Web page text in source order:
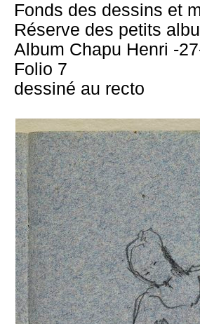
Fonds des dessins et
Réserve des petits
Album Chapu Henri -
Folio 7
dessiné au recto